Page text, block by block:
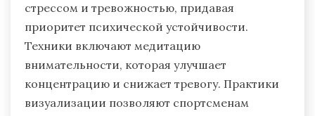
стрессом и тревожностью, придавая
приоритет психической устойчивости.
Техники включают медитацию
внимательности, которая улучшает
концентрацию и снижает тревогу. Практики
визуализации позволяют спортсменам